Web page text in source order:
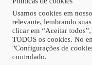
Copyright ©
Usamos cookies em
relevante, lembrando
clicar em “Aceitar
TODOS os cookies. No
"Configurações de
controlado.